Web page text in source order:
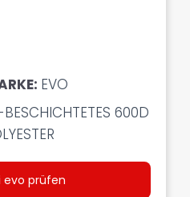
EVO
BESCHICHTETES 600D
evo prüfen